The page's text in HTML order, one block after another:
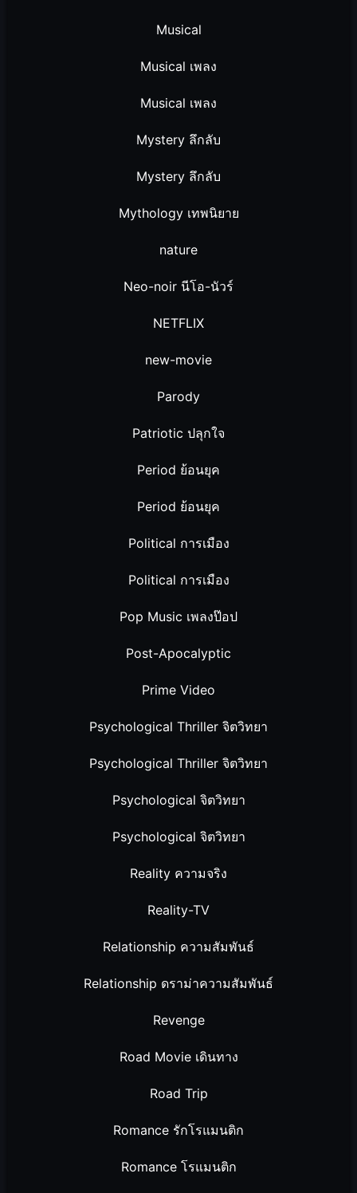
Musical
Musical เพลง
Musical เพลง
Mystery ลึกลับ
Mystery ลึกลับ
Mythology เทพนิยาย
nature
Neo-noir นีโอ-นัวร์
NETFLIX
new-movie
Parody
Patriotic ปลุกใจ
Period ย้อนยุค
Period ย้อนยุค
Political การเมือง
Political การเมือง
Pop Music เพลงป๊อป
Post-Apocalyptic
Prime Video
Psychological Thriller จิตวิทยา
Psychological Thriller จิตวิทยา
Psychological จิตวิทยา
Psychological จิตวิทยา
Reality ความจริง
Reality-TV
Relationship ความสัมพันธ์
Relationship ดราม่าความสัมพันธ์
Revenge
Road Movie เดินทาง
Road Trip
Romance รักโรแมนติก
Romance โรแมนติก